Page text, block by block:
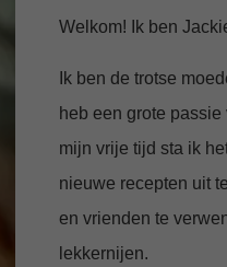
Welkom! Ik ben
Ik ben de trotse
heb een grote
mijn vrije tijd sta ik
nieuwe recepten uit
en vrienden te
lekkernijen.